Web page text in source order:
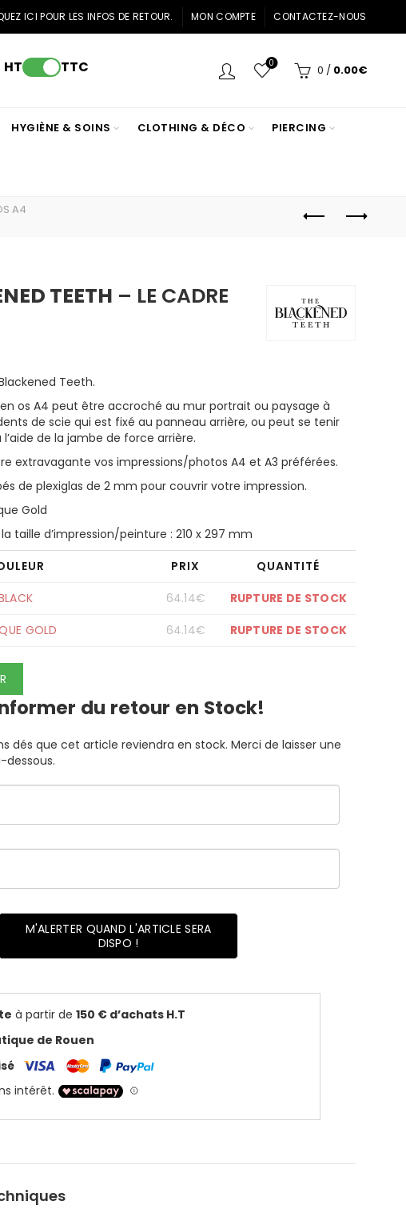
ICI POUR LES INFOS DE RETOUR. MON COMPTE CONTACTEZ-NOUS
HT TTC 0 0 / 0.00€
HYGIÈNE & SOINS CLOTHING & DÉCO PIERCING
A4
TEETH – LE CADRE
Teeth.
os A4 peut être accroché au mur portrait ou paysage à
de scie qui est fixé au panneau arrière, ou peut se tenir
de la jambe de force arrière.
extravagante vos impressions/photos A4 et A3 préférées.
de plexiglas de 2 mm pour couvrir votre impression.
Gold
taille d’impression/peinture : 210 x 297 mm
PRIX
QUANTITÉ
64.14€
RUPTURE DE STOCK
GOLD
64.14€ RUPTURE DE STOCK
du retour en Stock!
dés que cet article reviendra en stock. Merci de laisser une
dessous.
M'ALERTER QUAND L'ARTICLE SERA
DISPO !
à partir de 150 € d’achats H.T
de Rouen